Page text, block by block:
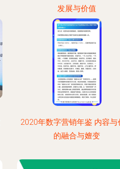
发展与价值
2020年数字营销年鉴 内容与
的融合与嬗变